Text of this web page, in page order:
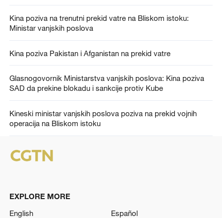
Kina poziva na trenutni prekid vatre na Bliskom istoku:
Ministar vanjskih poslova
Kina poziva Pakistan i Afganistan na prekid vatre
Glasnogovornik Ministarstva vanjskih poslova: Kina poziva
SAD da prekine blokadu i sankcije protiv Kube
Kineski ministar vanjskih poslova poziva na prekid vojnih
operacija na Bliskom istoku
EXPLORE MORE
English
Español